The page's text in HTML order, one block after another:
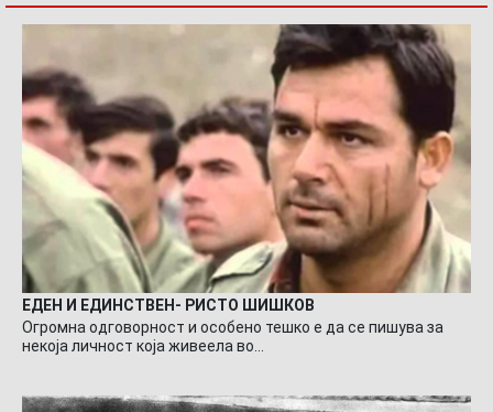
ЕДЕН И ЕДИНСТВЕН- РИСТО ШИШКОВ
Огромна одговорност и особено тешко е да се пишува за
некоја личност која живеела во…